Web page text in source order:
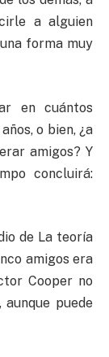
a alguien
forma muy
en cuántos
o bien, ¿a
amigos? Y
concluirá:
de La teoría
amigos era
Cooper no
puede